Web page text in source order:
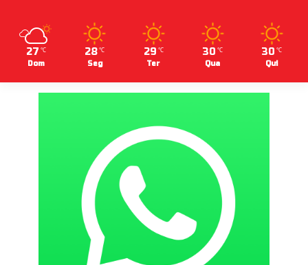
27 ℃
Dom
28 ℃
Seg
29 ℃
Ter
30 ℃
Qua
30 ℃
Qui